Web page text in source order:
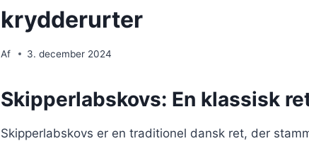
krydderurter
Af 3. december 2024
Skipperlabskovs: En klassisk
Skipperlabskovs er en traditionel dansk ret, der